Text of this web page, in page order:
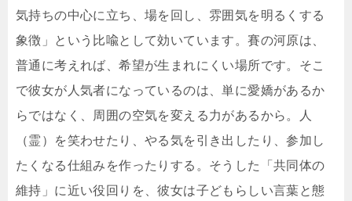
気持ちの中心に立ち、場を回し、雰囲気を明るくする
象徴」という比喩として効いています。賽の河原は、
普通に考えれば、希望が生まれにくい場所です。そこ
で彼女が人気者になっているのは、単に愛嬌があるか
らではなく、周囲の空気を変える力があるから。人
（霊）を笑わせたり、やる気を引き出したり、参加し
たくなる仕組みを作ったりする。そうした「共同体の
維持」に近い役回りを、彼女は子どもらしい言葉と態